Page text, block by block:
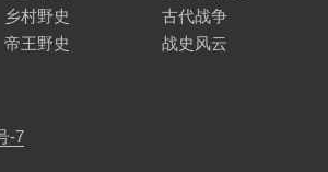
乡村野史
古代战争
帝王野史 战史风云
-7